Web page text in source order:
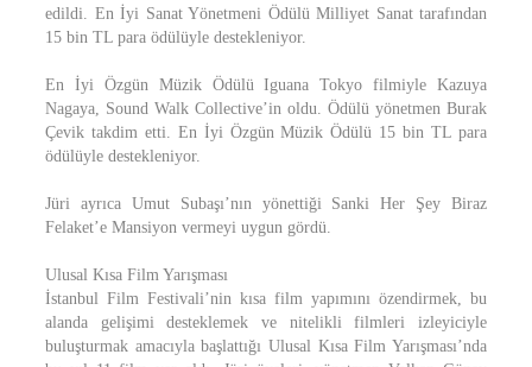
edildi. En İyi Sanat Yönetmeni Ödülü Milliyet Sanat tarafından
15 bin TL para ödülüyle destekleniyor.
En İyi Özgün Müzik Ödülü Iguana Tokyo filmiyle Kazuya
Nagaya, Sound Walk Collective’in oldu. Ödülü yönetmen Burak
Çevik takdim etti. En İyi Özgün Müzik Ödülü 15 bin TL para
ödülüyle destekleniyor.
Jüri ayrıca Umut Subaşı’nın yönettiği Sanki Her Şey Biraz
Felaket’e Mansiyon vermeyi uygun gördü.
Ulusal Kısa Film Yarışması
İstanbul Film Festivali’nin kısa film yapımını özendirmek, bu
alanda gelişimi desteklemek ve nitelikli filmleri izleyiciyle
buluşturmak amacıyla başlattığı Ulusal Kısa Film Yarışması’nda